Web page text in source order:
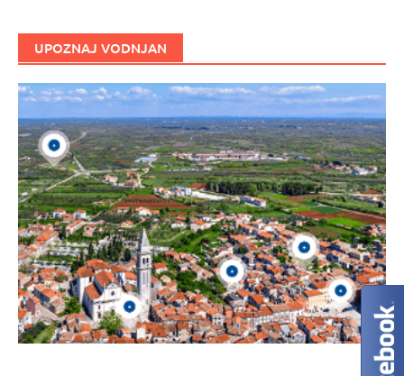
UPOZNAJ VODNJAN